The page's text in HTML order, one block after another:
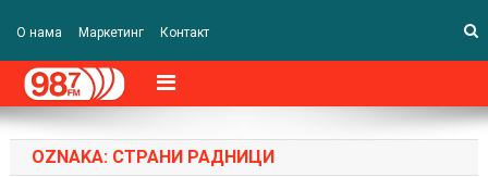
О нама Маркетинг Контакт
OZNAKA: СТРАНИ РАДНИЦИ